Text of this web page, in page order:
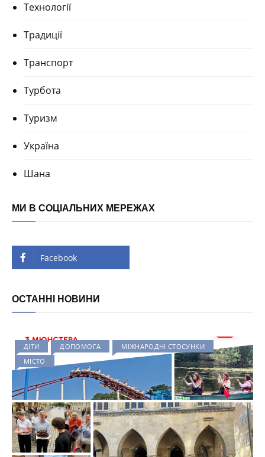
Технології
Традиції
Транспорт
Турбота
Туризм
Україна
Шана
МИ В СОЦІАЛЬНИХ МЕРЕЖАХ
Facebook
ОСТАННІ НОВИНИ
ДІТИ ДОПОМОГА
МІЖНАРОДНІ СТОСУНКИ
МІСТО